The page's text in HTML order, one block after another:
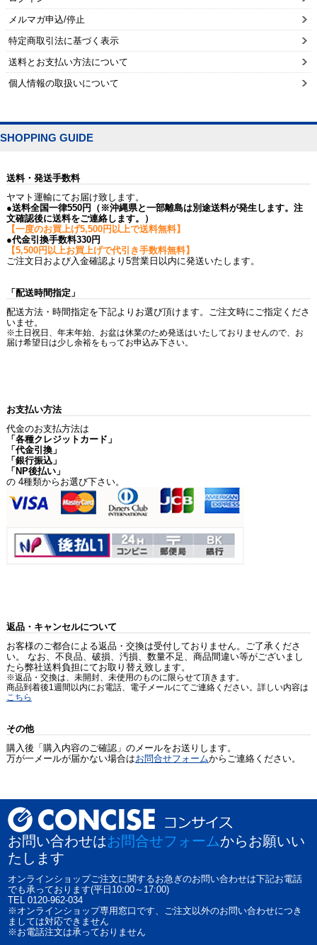
メルマガ申込/停止
特定商取引法に基づく表示
送料とお支払い方法について
個人情報の取扱いについて
SHOPPING GUIDE
送料・発送手数料
ヤマト運輸にてお届け致します。
●送料全国一律550円（※沖縄県と一部離島は別途送料が発生します。注
文確認後に送料をご連絡します。）
【一度のお買上げ5,500円以上で送料無料】
●代金引換手数料330円
【5,500円以上お買上げで代引き手数料無料】
ご注文日および入金確認より5営業日以内に発送いたします。
「配送時間指定」
配送方法・時間指定を下記よりお選び頂けます。ご注文時にご指定くださ
いませ。
※土日祝日、年末年始、お盆は休業のため発送はいたしておりませんので、お
届け希望日は少し余裕をもってお申込み下さい。
お支払い方法
代金のお支払方法は
「各種クレジットカード」
「代金引換」
「銀行振込」
「NP後払い」
の 4種類からお選び下さい。
返品・キャンセルについて
お客様のご都合による返品・交換は受付しておりません。ご了承くださ
い。 なお、不良品、破損、汚損、数量不足、商品間違い等がございまし
たら弊社送料負担にてお取り替え致します。
※返品・交換は、未開封、未使用のものに限らせて頂きます。
商品到着後1週間以内にお電話、電子メールにてご連絡ください。詳しい内容は
こちら
その他
購入後「購入内容のご確認」のメールをお送りします。
万が一メールが届かない場合はお問合せフォームからご連絡ください。
お問い合わせはお問合せフォームからお願いい
たします
オンラインショップご注文に関するお急ぎのお問い合わせは下記お電話
でも承っております(平日10:00～17:00)
TEL 0120-962-034
※オンラインショップ専用窓口です、ご注文以外のお問い合わせにつき
ましては対応できません
※お電話注文は承っておりません